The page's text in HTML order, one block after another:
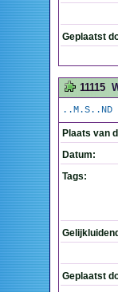
Geplaatst
11115
..M.S..ND
Plaats van
Datum:
Tags:
Geplaatst